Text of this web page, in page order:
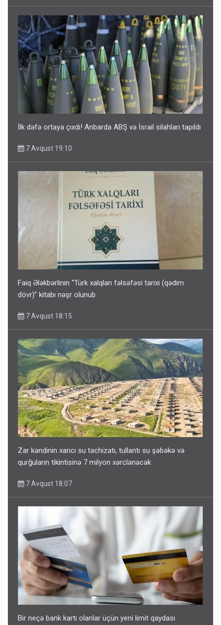
İlk dəfə ortaya çıxdı! Anbarda ABŞ və İsrail silahları tapıldı
7 Avqust 19:10
Faiq Ələkbərlinin “Türk xalqları fəlsəfəsi tarixi (qədim
dövr)” kitabı nəşr olunub
7 Avqust 18:15
Zar kəndinin xarici su təchizatı, tullantı su şəbəkə və
qurğuların tikintisinə 7 milyon xərclənəcək
7 Avqust 18:07
Bir neçə bank kartı olanlar üçün yeni limit qaydası